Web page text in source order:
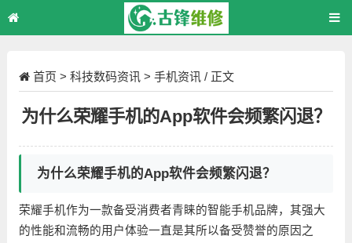
首页 > 科技数码资讯 > 手机资讯 / 正文
为什么荣耀手机的App软件会频繁闪退？
为什么荣耀手机的App软件会频繁闪退？
荣耀手机作为一款备受消费者青睐的智能手机品牌，其强大
的性能和流畅的用户体验一直是其所以备受赞誉的原因之